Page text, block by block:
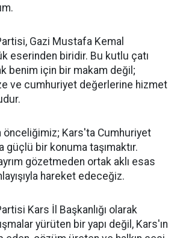
Gazi Mustafa Kemal
eserinden biridir. Bu kutlu çatı
benim için bir makam değil;
ve cumhuriyet değerlerine hizmet
önceliğimiz; Kars'ta Cumhuriyet
güçlü bir konuma taşımaktır.
gözetmeden ortak aklı esas
hareket edeceğiz.
Kars İl Başkanlığı olarak
yürüten bir yapı değil, Kars'ın